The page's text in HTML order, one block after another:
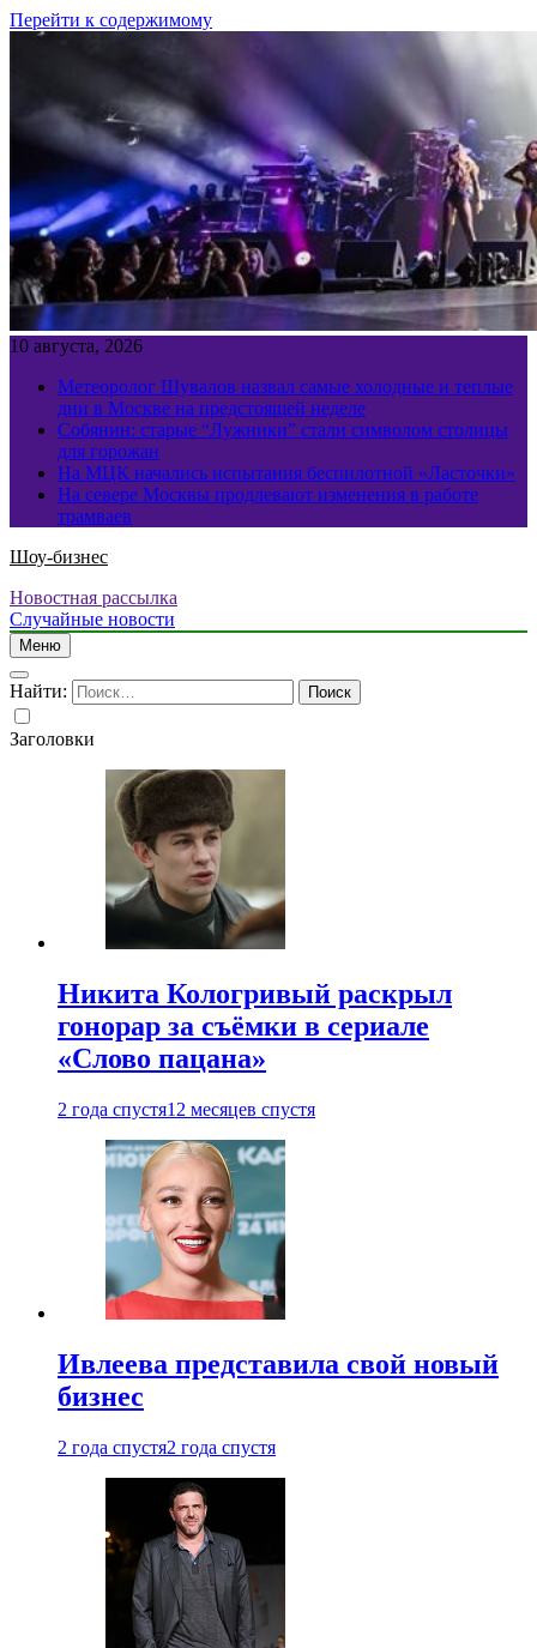
Перейти к содержимому
10 августа, 2026
Метеоролог Шувалов назвал самые холодные и теплые
дни в Москве на предстоящей неделе
Собянин: старые “Лужники” стали символом столицы
для горожан
На МЦК начались испытания беспилотной «Ласточки»
На севере Москвы продлевают изменения в работе
трамваев
Шоу-бизнес
Новостная рассылка
Случайные новости
Меню
Найти:
Заголовки
Никита Кологривый раскрыл
гонорар за съёмки в сериале
«Слово пацана»
2 года спустя12 месяцев спустя
Ивлеева представила свой новый
бизнес
2 года спустя2 года спустя